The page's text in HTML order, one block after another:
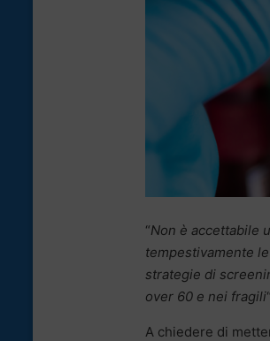
“Non è accettabile
tempestivamente
strategie di
over 60 e nei fragili
A chiedere di